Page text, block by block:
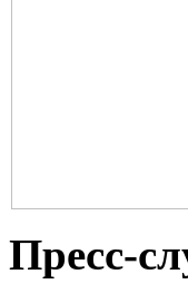
Пресс-